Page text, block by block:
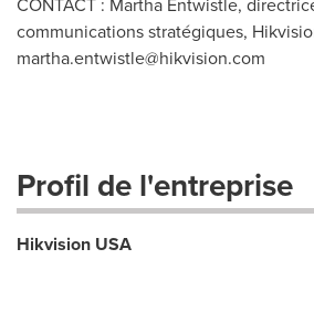
communications stratégiques,
martha.entwistle@hikvision.com
Profil de l'entreprise
Hikvision USA